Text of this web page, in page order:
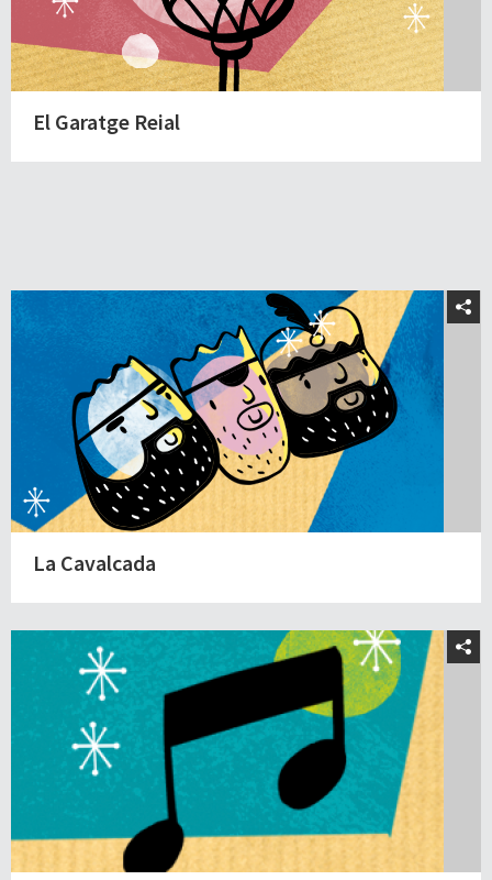
El Garatge Reial
La Cavalcada